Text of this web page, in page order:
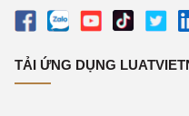
TẢI ỨNG DỤNG